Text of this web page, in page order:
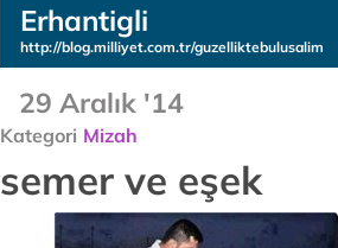
Erhantigli
http://blog.milliyet.com.tr/guzelliktebulusalim
29 Aralık '14
Kategori Mizah
semer ve eşek